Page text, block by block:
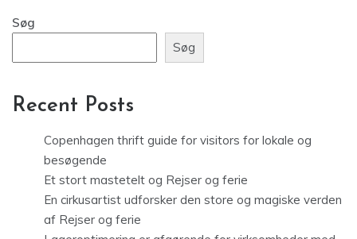
Søg
Søg
Recent Posts
Copenhagen thrift guide for visitors for lokale og
besøgende
Et stort mastetelt og Rejser og ferie
En cirkusartist udforsker den store og magiske verden
af Rejser og ferie